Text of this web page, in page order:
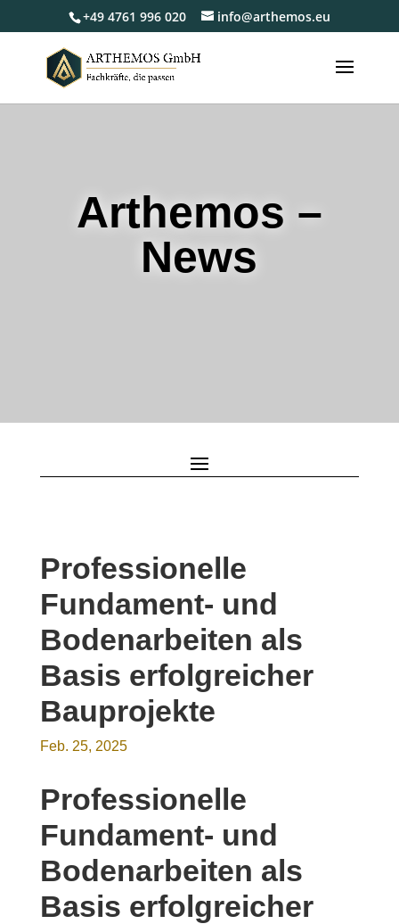
+49 4761 996 020 info@arthemos.eu
Arthemos –
News
Professionelle
Fundament- und
Bodenarbeiten als
Basis erfolgreicher
Bauprojekte
Feb. 25, 2025
Professionelle
Fundament- und
Bodenarbeiten als
Basis erfolgreicher